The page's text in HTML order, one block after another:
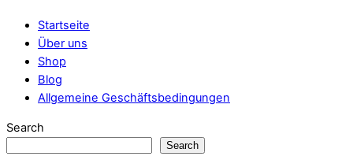
Startseite
Über uns
Shop
Blog
Allgemeine Geschäftsbedingungen
Search
Search